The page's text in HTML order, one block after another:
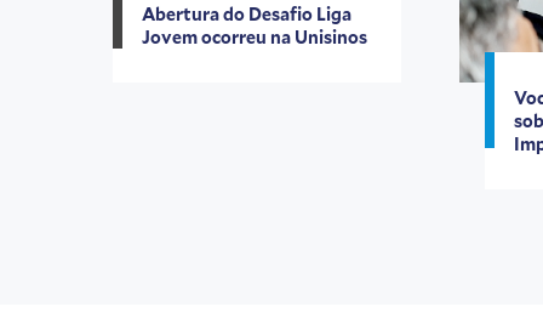
Abertura do Desafio Liga
Jovem ocorreu na Unisinos